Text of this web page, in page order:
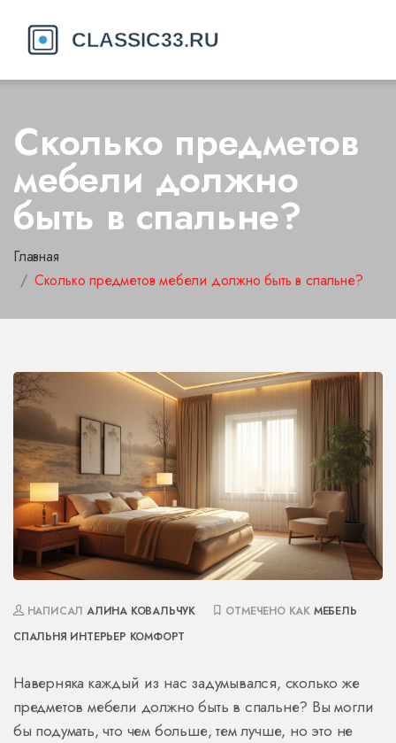
Сколько предметов
мебели должно
быть в спальне?
Главная
Сколько предметов мебели должно быть в спальне?
НАПИСАЛАЛИНА КОВАЛЬЧУК ОТМЕЧЕНО КАК МЕБЕЛЬ
СПАЛЬНЯ ИНТЕРЬЕР КОМФОРТ
Наверняка каждый из нас задумывался, сколько же
предметов мебели должно быть в спальне? Вы могли
бы подумать, что чем больше, тем лучше, но это не